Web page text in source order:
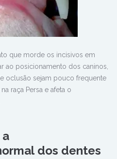
que morde os incisivos em
ao posicionamento dos caninos,
oclusão sejam pouco frequente
raça Persa e afeta o
dos dentes